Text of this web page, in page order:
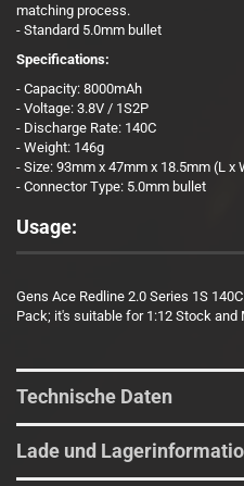
matching process.
- Standard 5.0mm bullet
Specifications:
- Capacity: 8000mAh
- Voltage: 3.8V / 1S2P
- Discharge Rate: 140C
- Weight: 146g
- Size: 93mm x 47mm x 18.5mm (L x
- Connector Type: 5.0mm bullet
Usage:
Gens Ace Redline 2.0 Series 1S
Pack; it's suitable for 1:12 Stock and
Technische Daten
Lade und